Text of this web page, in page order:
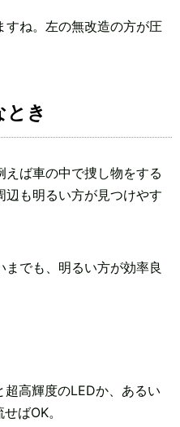
すね。左の無改造の方が圧
とき
ば車の中で捜し物をする
辺も明るい方が見つけやす
でも、明るい方が効率良
高輝度のLEDか、あるい
ばOK。